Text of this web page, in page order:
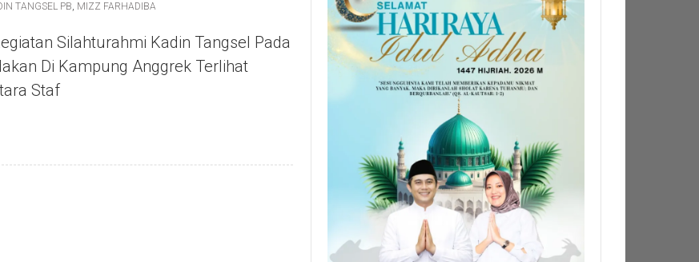
TANGSEL PB, MIZZ FARHADIBA
Silahturahmi Kadin Tangsel Pada
Di Kampung Anggrek Terlihat
Staf